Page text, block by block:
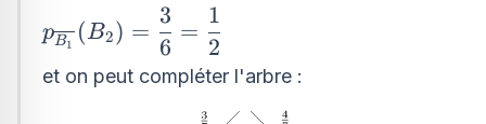
p_{\overline{B_{1}}}
(B_{2})=\dfrac{3}
{6}=\dfrac{1}{2}
pB1 (B2) =
6
3
=
2
1
et on peut compléter l'arbre :